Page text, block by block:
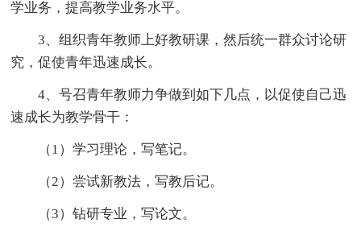
学业务，提高教学业务水平。
3、组织青年教师上好教研课，然后统一群众讨论研
究，促使青年迅速成长。
4、号召青年教师力争做到如下几点，以促使自己迅
速成长为教学骨干：
（1）学习理论，写笔记。
（2）尝试新教法，写教后记。
（3）钻研专业，写论文。